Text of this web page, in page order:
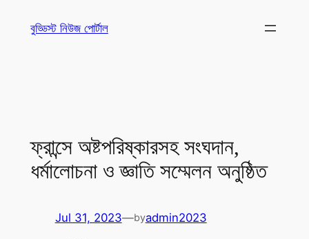
বুড্ডিস্ট নিউজ পোর্টাল
ফ্রান্সে অষ্টপরিষ্কারসহ সংঘদান,
ধর্মালোচনা ও জ্ঞাতি সম্মেলন অনুষ্ঠিত
Jul 31, 2023—byadmin2023